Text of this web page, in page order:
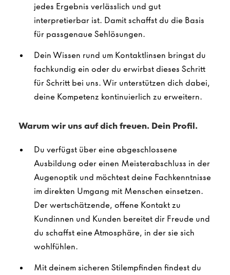
jedes Ergebnis verlässlich und gut
interpretierbar ist. Damit schaffst du die Basis
für passgenaue Sehlösungen.
Dein Wissen rund um Kontaktlinsen bringst du
fachkundig ein oder du erwirbst dieses Schritt
für Schritt bei uns. Wir unterstützen dich dabei,
deine Kompetenz kontinuierlich zu erweitern.
Warum wir uns auf dich freuen. Dein Profil.
Du verfügst über eine abgeschlossene
Ausbildung oder einen Meisterabschluss in der
Augenoptik und möchtest deine Fachkenntnisse
im direkten Umgang mit Menschen einsetzen.
Der wertschätzende, offene Kontakt zu
Kundinnen und Kunden bereitet dir Freude und
du schaffst eine Atmosphäre, in der sie sich
wohlfühlen.
Mit deinem sicheren Stilempfinden findest du